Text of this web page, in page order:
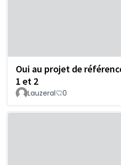
Oui au projet de
1 et 2
Lauzeral 0